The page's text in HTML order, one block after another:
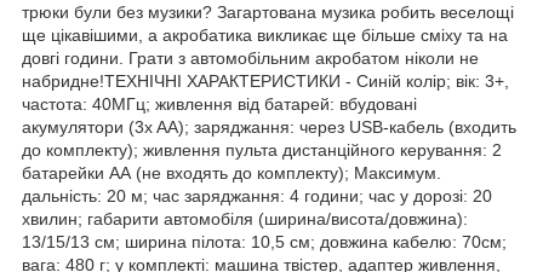
трюки були без музики? Загартована музика робить веселощі
ще цікавішими, а акробатика викликає ще більше сміху та на
довгі години. Грати з автомобільним акробатом ніколи не
набридне!ТЕХНІЧНІ ХАРАКТЕРИСТИКИ - Синій колір; вік: 3+,
частота: 40МГц; живлення від батарей: вбудовані
акумулятори (3x AA); заряджання: через USB-кабель (входить
до комплекту); живлення пульта дистанційного керування: 2
батарейки АА (не входять до комплекту); Максимум.
дальність: 20 м; час заряджання: 4 години; час у дорозі: 20
хвилин; габарити автомобіля (ширина/висота/довжина):
13/15/13 см; ширина пілота: 10,5 см; довжина кабелю: 70см;
вага: 480 г; у комплекті: машина твістер, адаптер живлення,